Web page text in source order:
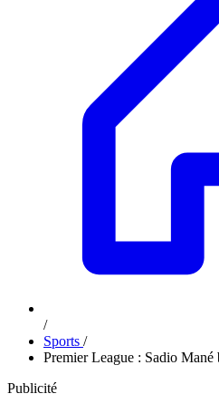
/
Sports /
Premier League : Sadio
Publicité